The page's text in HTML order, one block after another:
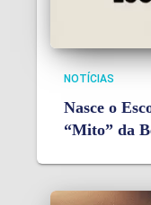
NOTÍCIAS
Nasce o
“Mito” da